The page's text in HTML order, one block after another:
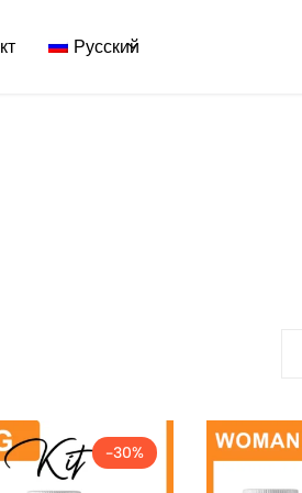
Русский
-30%